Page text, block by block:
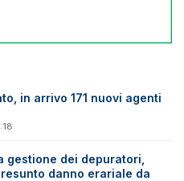
in arrivo 171 nuovi agenti
gestione dei depuratori,
danno erariale da